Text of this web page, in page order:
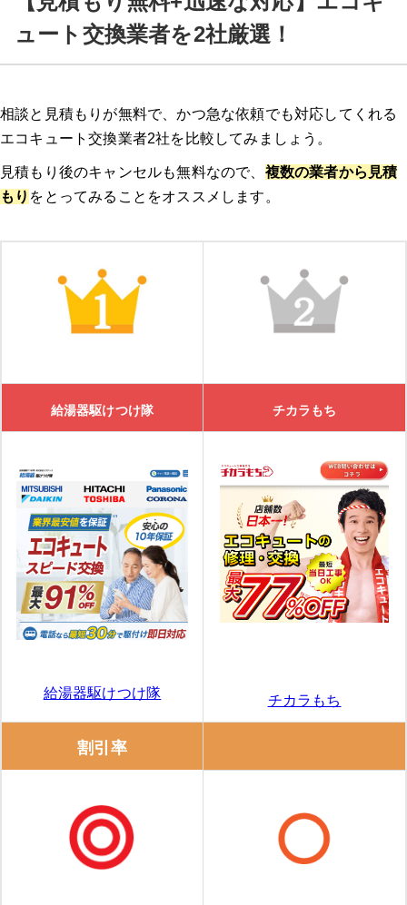
チカラもち
湯ドクター
湯ドクターの特徴
湯ドクターの口コミ
大問屋
大問屋の特徴
大問屋の口コミ
交換できるくん
交換できるくんの特徴
交換できるくんの口コミ
ガスペック
ガスペックの特徴
エコキュート交換の窓口の口コミ
みずほ住設
ュート交換業者を2社厳選！
相談と見積もりが無料で、かつ急な依頼でも対応してくれる
エコキュート交換業者2社を比較してみましょう。
見積もり後のキャンセルも無料なので、 複数の業者から見積
もり をとってみることをオススメします。
給湯器駆けつけ隊 チカラもち
給湯器駆けつけ隊 チカラもち
割引率